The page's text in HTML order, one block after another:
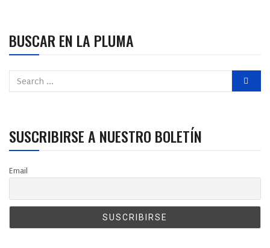
BUSCAR EN LA PLUMA
SUSCRIBIRSE A NUESTRO BOLETÍN
Email